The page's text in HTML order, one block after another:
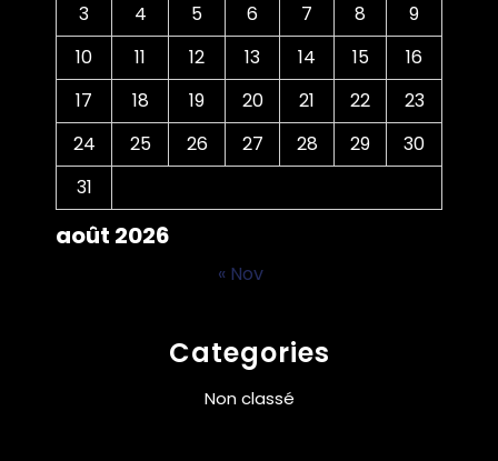
août 2026
3
4 5 6 7 8
9
10
11 12 13 14 15
16
17
18 19 20 21 22
23
24
25 26 27 28 29
30
31
« Nov
Categories
Non classé